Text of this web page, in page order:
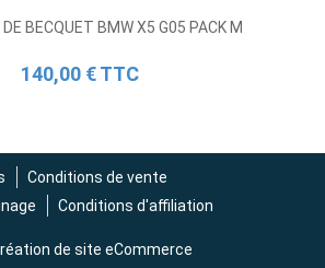
2 690,00 € TTC
BECQUET BMW X5 G05 PACK M
140,00 € TTC
Conditions de vente
Conditions d'affiliation
de site eCommerce